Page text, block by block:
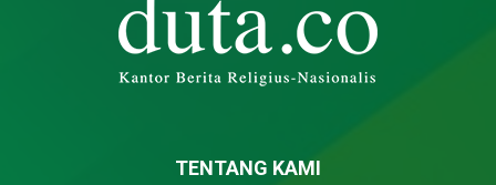
TENTANG KAMI